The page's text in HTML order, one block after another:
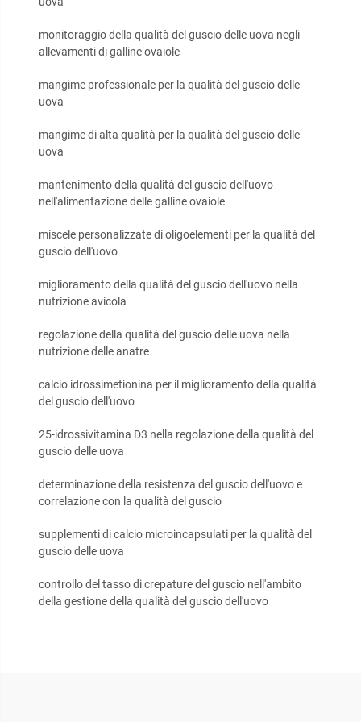
monitoraggio della qualità del guscio delle uova negli
allevamenti di galline ovaiole
mangime professionale per la qualità del guscio delle
uova
mangime di alta qualità per la qualità del guscio delle
uova
mantenimento della qualità del guscio dell'uovo
nell'alimentazione delle galline ovaiole
miscele personalizzate di oligoelementi per la qualità del
guscio dell'uovo
miglioramento della qualità del guscio dell'uovo nella
nutrizione avicola
regolazione della qualità del guscio delle uova nella
nutrizione delle anatre
calcio idrossimetionina per il miglioramento della qualità
del guscio dell'uovo
25-idrossivitamina D3 nella regolazione della qualità del
guscio delle uova
determinazione della resistenza del guscio dell'uovo e
correlazione con la qualità del guscio
supplementi di calcio microincapsulati per la qualità del
guscio delle uova
controllo del tasso di crepature del guscio nell'ambito
della gestione della qualità del guscio dell'uovo